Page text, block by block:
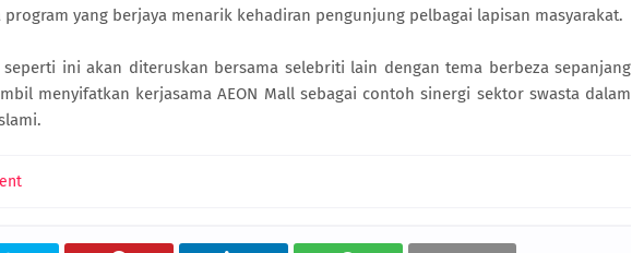
yang berjaya menarik kehadiran pengunjung pelbagai lapisan masyarakat.
seperti ini akan diteruskan bersama selebriti lain dengan tema berbeza sepanjang
menyifatkan kerjasama AEON Mall sebagai contoh sinergi sektor swasta dalam